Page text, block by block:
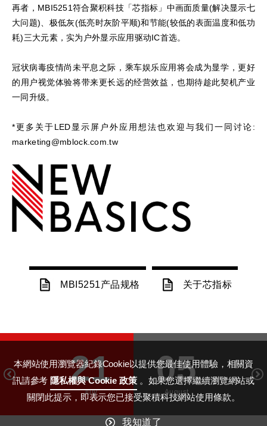
再者，MBI5251符合聚积科技「芯指标」中画面质量(解决显示七
大问题)、极低灰(低亮时灰阶平顺)和节能(较低的表面温度和低功
耗)三大元素，实为户外显示应用驱动IC首选。
冠状病毒疫情尚未平息之际，乘车娱乐应用将会成为显学，更好
的用户视觉体验将带来更长远的经营效益，也期待趁此契机产业
一同升级。
*更多关于LED显示屏户外应用想法也欢迎与我们一同讨论:
marketing@mblock.com.tw
MBI5251产品规格 关于芯指标
21
July
05
August
本網站使用瀏覽器紀錄Cookie以提供您最佳使用體驗，相關資
訊請參考 隱私權與 Cookie 政策 。如果您選擇繼續瀏覽網站或
關閉此提示，即表示您已接受聚積科技網站使用條款。
我知道了